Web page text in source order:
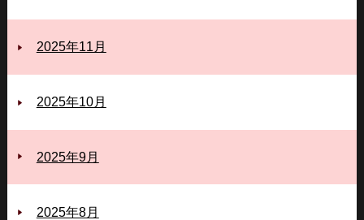
2025年11月
2025年10月
2025年9月
2025年8月